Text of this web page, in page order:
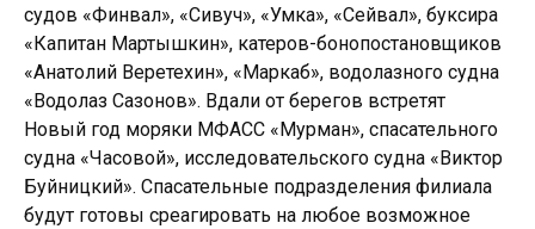
судов «Финвал», «Сивуч», «Умка», «Сейвал», буксира
«Капитан Мартышкин», катеров-бонопостановщиков
«Анатолий Веретехин», «Маркаб», водолазного судна
«Водолаз Сазонов». Вдали от берегов встретят
Новый год моряки МФАСС «Мурман», спасательного
судна «Часовой», исследовательского судна «Виктор
Буйницкий». Спасательные подразделения филиала
будут готовы среагировать на любое возможное